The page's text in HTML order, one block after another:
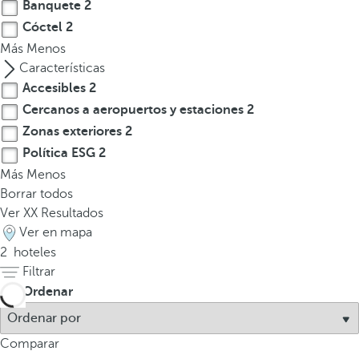
l
a
t
e
c
l
a
d
e
f
l
e
c
h
a
h
a
c
i
Banquete 2
Cóctel 2
Más Menos
Características
Accesibles 2
Cercanos a aeropuertos y estaciones 2
Zonas exteriores 2
Política ESG 2
Más Menos
Borrar todos
Ver XX Resultados
Ver en mapa
2
hoteles
Filtrar
Ordenar
Comparar